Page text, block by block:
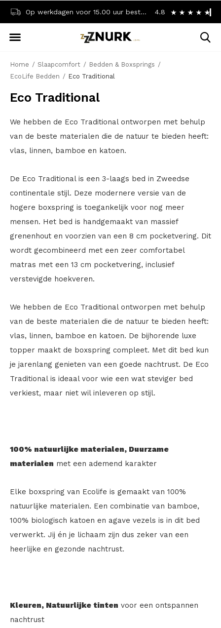
Op werkdagen voor 15.00 uur besteld? Dezelfde dag verzonden! Achteraf betalen?
4.8
Home Slaapcomfort
Bedden & Boxsprings
EcoLife Bedden
Eco Traditional
Eco Traditional
We hebben de Eco Traditional ontworpen met behulp
van de beste materialen die de natuur te bieden heeft:
vlas, linnen, bamboe en katoen.
De Eco Traditional is een 3-laags bed in Zweedse
continentale stijl. Deze modernere versie van de
hogere boxspring is toegankelijk voor nog meer
mensen. Het bed is handgemaakt van massief
grenenhout en voorzien van een 8 cm pocketvering. Dit
wordt gecombineerd met een zeer comfortabel
matras met een 13 cm pocketvering, inclusief
verstevigde hoekveren.
We hebben de Eco Traditional ontworpen met behulp
van de beste materialen die de natuur te bieden heeft:
vlas, linnen, bamboe en katoen. De bijhorende luxe
topper maakt de boxspring compleet. Met dit bed kun
je jarenlang genieten van een goede nachtrust. De Eco
Traditional is ideaal voor wie een wat steviger bed
verkiest, maar niet wil inleveren op stijl.
100% natuurlijke materialen, Duurzame
materialen met een ademend karakter
Elke boxspring van Ecolife is gemaakt van 100%
natuurlijke materialen. Een combinatie van bamboe,
100% biologisch katoen en agave vezels is in dit bed
verwerkt. Jij én je lichaam zijn dus zeker van een
heerlijke en gezonde nachtrust.
Kleuren, Natuurlijke tinten voor een ontspannen
nachtrust